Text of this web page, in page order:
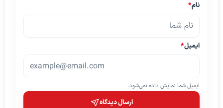
نام*
ایمیل*
ایمیل شما نمایش داده نمی‌شود.
ارسال دیدگاه